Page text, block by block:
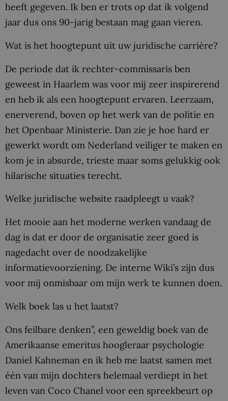
heeft gegeven. Ik ben er trots op dat ik volgend
jaar dus ons 90-jarig bestaan mag gaan vieren.
Wat is het hoogtepunt uit uw juridische carrière?
De periode dat ik rechter-commissaris ben
geweest in Haarlem was voor mij zeer inspirerend
en heb ik als een hoogtepunt ervaren. Leerzaam,
enerverend, boven op het werk van de politie en
het Openbaar Ministerie. Dan zie je hoe hard er
gewerkt wordt om Nederland veiliger te maken en
kom je in absurde, trieste maar soms gelukkig ook
hilarische situaties terecht.
Welke juridische website raadpleegt u vaak?
Het mooie aan het moderne werken vandaag de
dag is dat er door de organisatie zeer goed is
nagedacht over de noodzakelijke
informatievoorziening. De interne Wiki’s zijn dus
voor mij onmisbaar om mijn werk te kunnen doen.
Welk boek las u het laatst?
Ons feilbare denken”, een geweldig boek van de
Amerikaanse emeritus hoogleraar psychologie
Daniel Kahneman en ik heb me laatst samen met
één van mijn dochters helemaal verdiept in het
leven van Coco Chanel voor een spreekbeurt op